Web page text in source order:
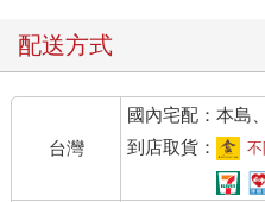
配送方式
台灣
國內宅配：本島
到店取貨：